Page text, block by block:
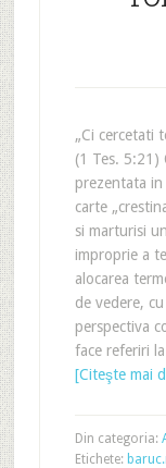
„Ci cercetati
(1 Tes. 5:21)
prezentata
carte
si marturisi
improprie a
alocarea
de vedere,
perspectiva
face referiri
[Citeşte mai
Din categoria:
Etichete: